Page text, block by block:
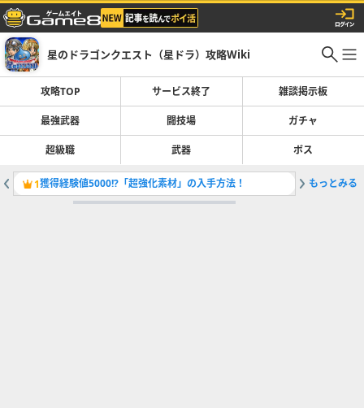
星のドラゴンクエスト（星ドラ）攻略Wiki
攻略TOP サービス終了 雑談掲示板
最強武器 闘技場 ガチャ
超級職 武器 ボス
1獲得経験値5000!?「超強化素材」の入手方法！ 2
もっとみる